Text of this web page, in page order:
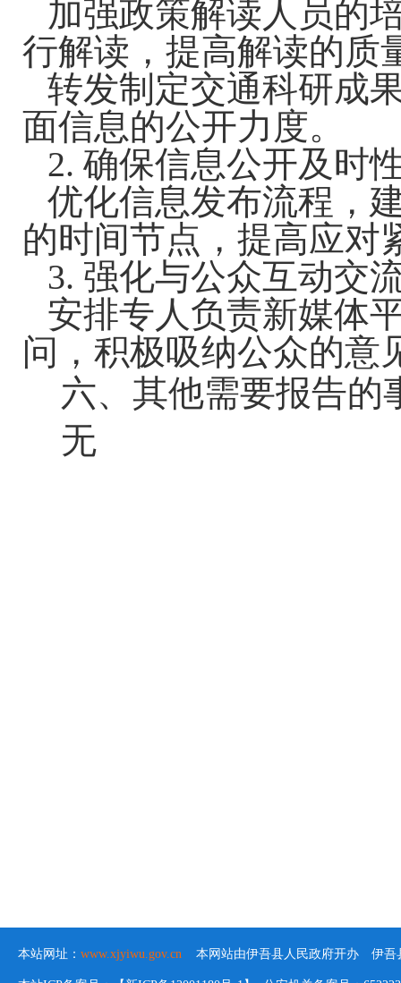
加强政策解读人员的
行解读，提高解读的质
转发制定交通科研成
面信息的公开力度。
2. 确保信息公开及时
优化信息发布流程，
的时间节点，提高应对
3. 强化与公众互动交
安排专人负责新媒体
问，积极吸纳公众的意
六、其他需要报告的
无
本站网址： www.xjyiwu.gov.cn 本网站由伊吾县人民政府开办 伊吾